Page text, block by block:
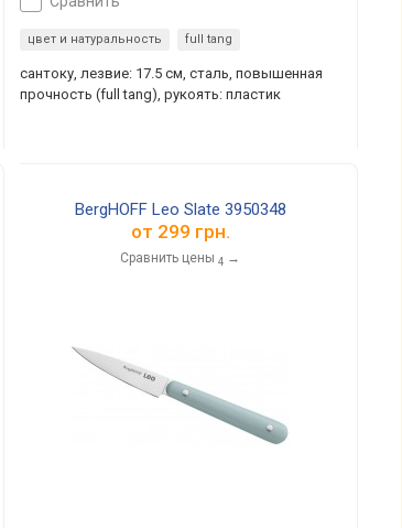
цвет и натуральность full tang
сантоку, лезвие: 17.5 см, сталь, повышенная
прочность (full tang), рукоять: пластик
BergHOFF Leo Slate 3950348
от 299 грн.
Сравнить цены 4 →